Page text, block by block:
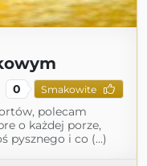
0 Smakowite
polecam
o każdej porze,
pysznego i co (...)